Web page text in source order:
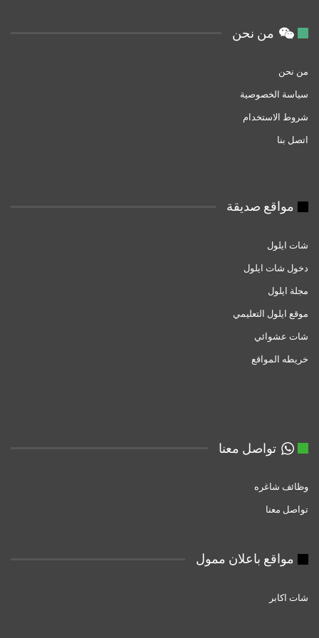
من نحن
من نحن
سياسة الخصوصية
شروط الاستخدام
اتصل بنا
مواقع صديقة
شات ايلول
دخول شات ايلول
مجلة ايلول
موقع ايلول التعليمي
شات عشوائي
خريطه المواقع
تواصل معنا
وظائف شاغره
تواصل معنا
مواقع باعلان ممول
شات اكابر